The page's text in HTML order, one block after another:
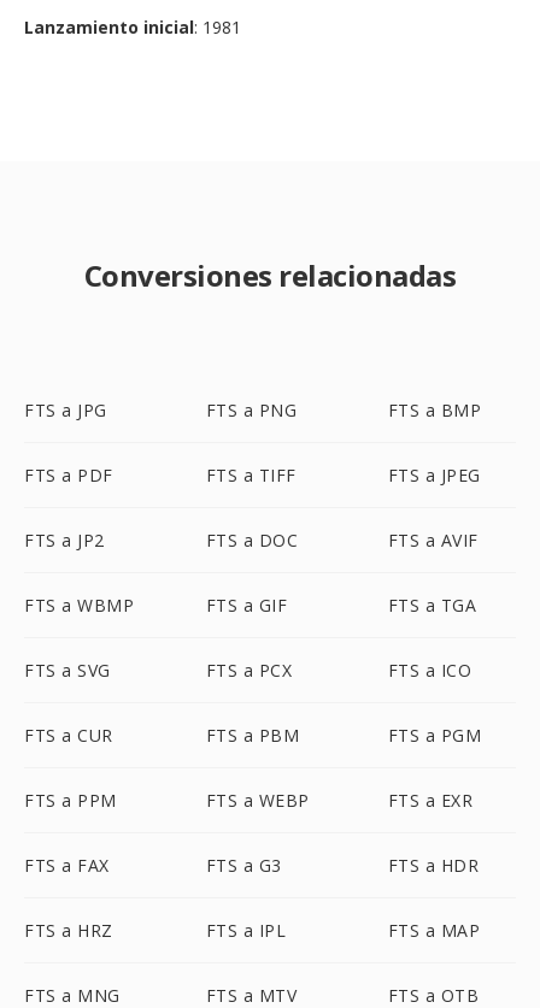
Lanzamiento inicial: 1981
Conversiones relacionadas
FTS a JPG FTS a PNG FTS a BMP
FTS a PDF FTS a TIFF FTS a JPEG
FTS a JP2 FTS a DOC FTS a AVIF
FTS a WBMP FTS a GIF FTS a TGA
FTS a SVG FTS a PCX FTS a ICO
FTS a CUR FTS a PBM FTS a PGM
FTS a PPM FTS a WEBP FTS a EXR
FTS a FAX FTS a G3 FTS a HDR
FTS a HRZ FTS a IPL FTS a MAP
FTS a MNG FTS a MTV FTS a OTB